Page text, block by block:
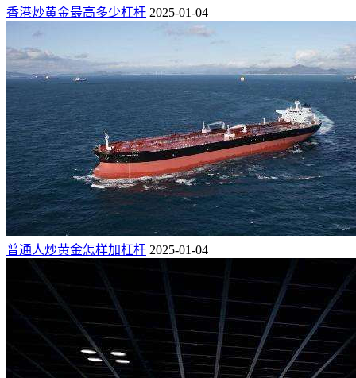
香港炒黄金最高多少杠杆 2025-01-04
普通人炒黄金怎样加杠杆 2025-01-04